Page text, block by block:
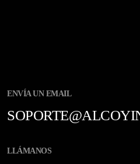
ENVÍA UN EMAIL
LLÁMANOS